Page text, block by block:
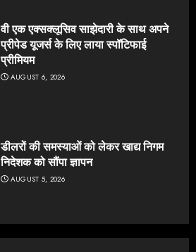
वी एक एक्सक्लूसिव साझेदारी के साथ अपने
प्रीपेड यूजर्स के लिए लाया स्पॉटिफाई
प्रीमियम
AUGUST 6, 2026
डीलरों की समस्याओं को लेकर खाद्य निगम
निदेशक को सौंपा ज्ञापन
AUGUST 5, 2026